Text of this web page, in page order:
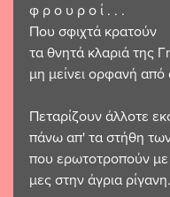
φ ρ ο υ ρ ο ί . . .
Που σφιχτά κρατούν
τα θνητά κλαριά της
μη μείνει ορφανή από
Πεταρίζουν άλλοτε
πάνω απ' τα στήθη
που ερωτοτροπούν με
μες στην άγρια